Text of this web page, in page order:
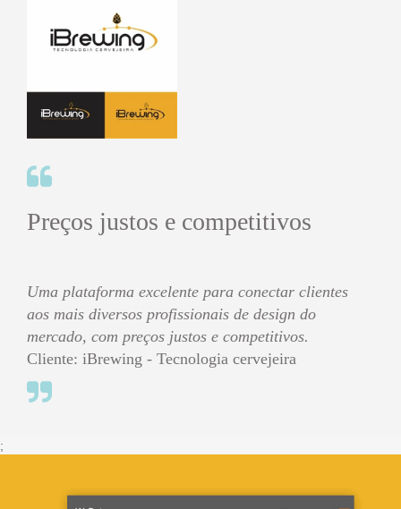
Preços justos e competitivos
Uma plataforma excelente para conectar clientes
aos mais diversos profissionais de design do
mercado, com preços justos e competitivos.
Cliente: iBrewing - Tecnologia cervejeira
;